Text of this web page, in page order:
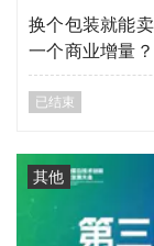
换个包装就能
一个商业增量
已结束
其他